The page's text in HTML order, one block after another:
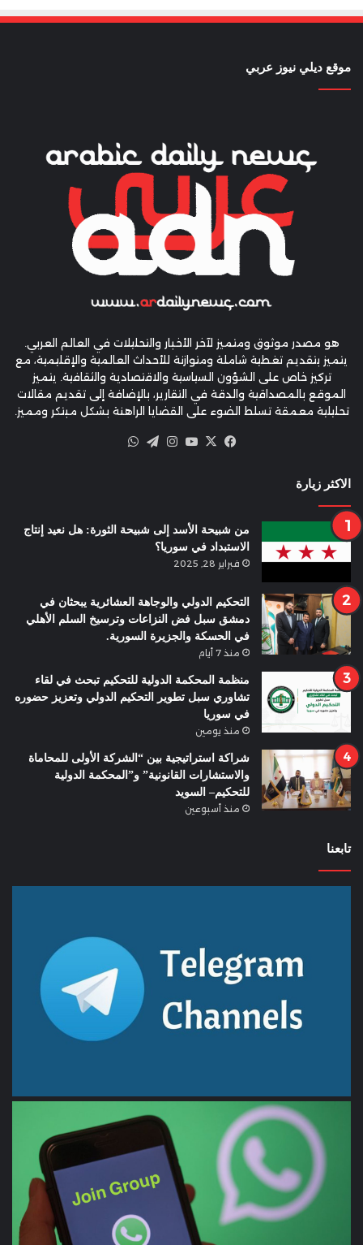
موقع ديلي نيوز عربي
هو مصدر موثوق ومتميز لآخر الأخبار والتحليلات في العالم العربي.
يتميز بتقديم تغطية شاملة ومتوازنة للأحداث العالمية والإقليمية، مع
تركيز خاص على الشؤون السياسية والاقتصادية والثقافية. يتميز
الموقع بالمصداقية والدقة في التقارير، بالإضافة إلى تقديم مقالات
تحليلية معمقة تسلط الضوء على القضايا الراهنة بشكل مبتكر ومميز.
فيسبوك
X يوتيوبانستقرام
تيلقرام
الاكثر زيارة
من شبيحة الأسد إلى شبيحة الثورة: هل نعيد إنتاج
الاستبداد في سوريا؟
فبراير 28, 2025
التحكيم الدولي والوجاهة العشائرية يبحثان في
دمشق سبل فض النزاعات وترسيخ السلم الأهلي
في الحسكة والجزيرة السورية.
منذ 7 أيام
منظمة المحكمة الدولية للتحكيم تبحث في لقاء
تشاوري سبل تطوير التحكيم الدولي وتعزيز حضوره
في سوريا
منذ يومين
شراكة استراتيجية بين “الشركة الأولى للمحاماة
والاستشارات القانونية” و”المحكمة الدولية
للتحكيم– السويد
منذ أسبوعين
تابعنا